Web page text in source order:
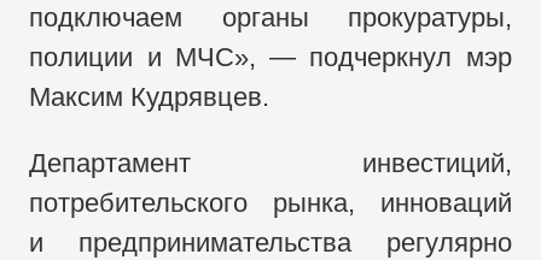
подключаем органы прокуратуры,
полиции и МЧС», — подчеркнул мэр
Максим Кудрявцев.
Департамент инвестиций,
потребительского рынка, инноваций
и предпринимательства регулярно